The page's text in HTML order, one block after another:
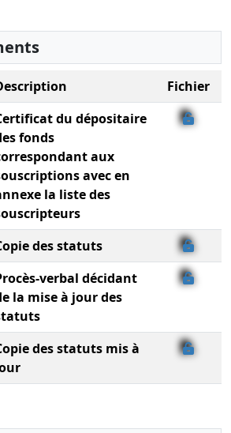
Fichier
du dépositaire
fonds
aux
avec en
la liste des
des statuts
verbal décidant
la mise à jour des
des statuts mis à